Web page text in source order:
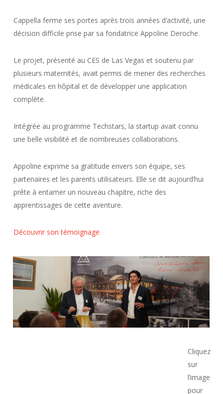
Cappella ferme ses portes après trois années d’activité, une
décision difficile prise par sa fondatrice Appoline Deroche.
Le projet, présenté au CES de Las Vegas et soutenu par
plusieurs maternités, avait permis de mener des recherches
médicales en hôpital et de développer une application
complète.
Intégrée au programme Techstars, la startup avait connu
une belle visibilité et de nombreuses collaborations.
Appoline exprime sa gratitude envers son équipe, ses
partenaires et les parents utilisateurs. Elle se dit aujourd’hui
prête à entamer un nouveau chapitre, riche des
apprentissages de cette aventure.
Découvrir son témoignage
Cliquez
sur
l’image
pour